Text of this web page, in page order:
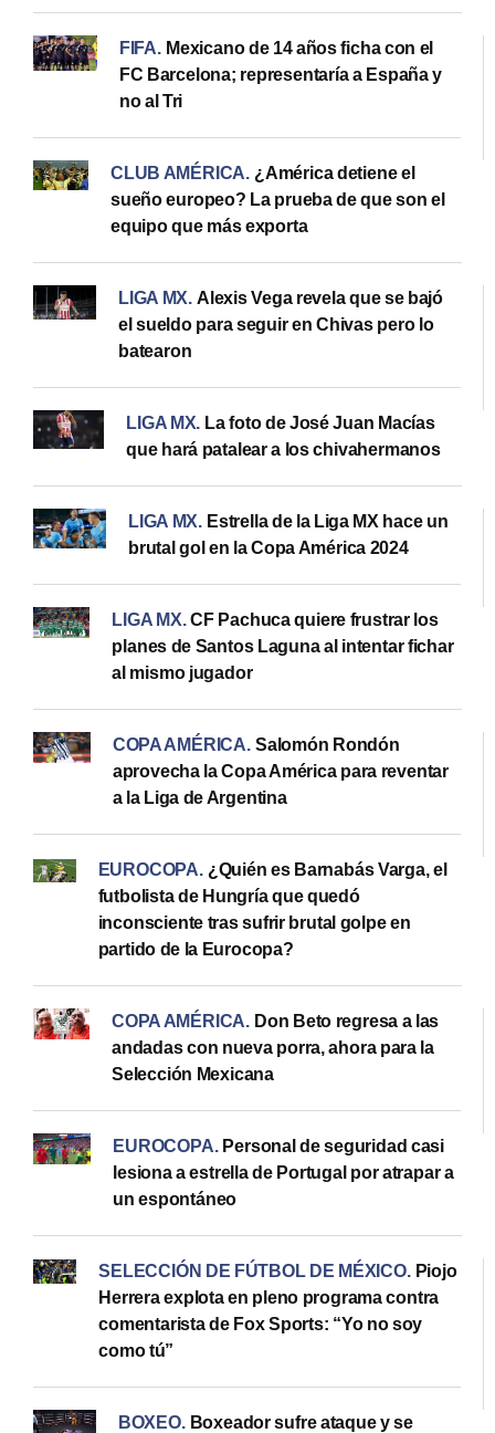
FIFA. Mexicano de 14 años ficha con el
FC Barcelona; representaría a España y
no al Tri
CLUB AMÉRICA. ¿América detiene el
sueño europeo? La prueba de que son el
equipo que más exporta
LIGA MX. Alexis Vega revela que se bajó
el sueldo para seguir en Chivas pero lo
batearon
LIGA MX. La foto de José Juan Macías
que hará patalear a los chivahermanos
LIGA MX. Estrella de la Liga MX hace un
brutal gol en la Copa América 2024
LIGA MX. CF Pachuca quiere frustrar los
planes de Santos Laguna al intentar fichar
al mismo jugador
COPA AMÉRICA. Salomón Rondón
aprovecha la Copa América para reventar
a la Liga de Argentina
EUROCOPA. ¿Quién es Barnabás Varga, el
futbolista de Hungría que quedó
inconsciente tras sufrir brutal golpe en
partido de la Eurocopa?
COPA AMÉRICA. Don Beto regresa a las
andadas con nueva porra, ahora para la
Selección Mexicana
EUROCOPA. Personal de seguridad casi
lesiona a estrella de Portugal por atrapar a
un espontáneo
SELECCIÓN DE FÚTBOL DE MÉXICO. Piojo
Herrera explota en pleno programa contra
comentarista de Fox Sports: “Yo no soy
como tú”
BOXEO. Boxeador sufre ataque y se